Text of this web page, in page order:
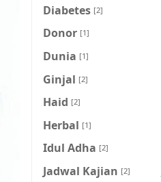
Diabetes [2]
Donor [1]
Dunia [1]
Ginjal [2]
Haid [2]
Herbal [1]
Idul Adha [2]
Jadwal Kajian [2]